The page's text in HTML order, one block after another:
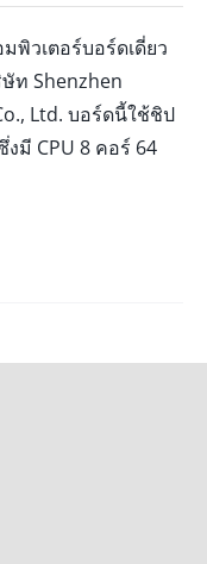
พิวเตอร์บอร์ดเดี่ยว
ท Shenzhen
Ltd. บอร์ดนี้ใช้ชิป
งมี CPU 8 คอร์ 64